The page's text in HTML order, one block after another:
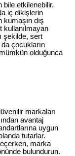
bile etkilenebilir.
iç dikişlerin
dış
kullanılmayan
şekilde, sert
çocukların
olduğunca
markaları
avantaj
uygun
tutarlar.
marka
bulundurun.